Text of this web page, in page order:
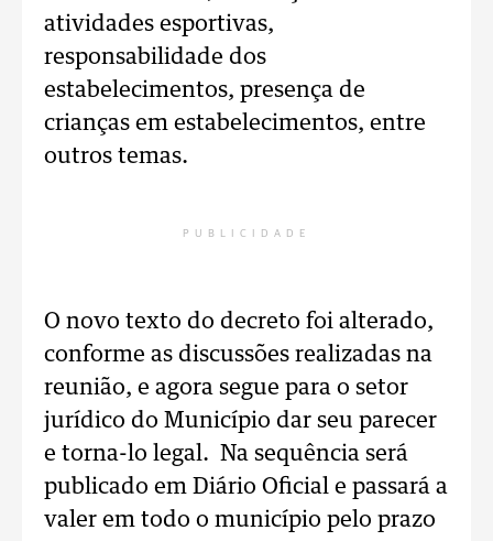
atividades esportivas,
responsabilidade dos
estabelecimentos, presença de
crianças em estabelecimentos, entre
outros temas.
PUBLICIDADE
O novo texto do decreto foi alterado,
conforme as discussões realizadas na
reunião, e agora segue para o setor
jurídico do Município dar seu parecer
e torna-lo legal. Na sequência será
publicado em Diário Oficial e passará a
valer em todo o município pelo prazo